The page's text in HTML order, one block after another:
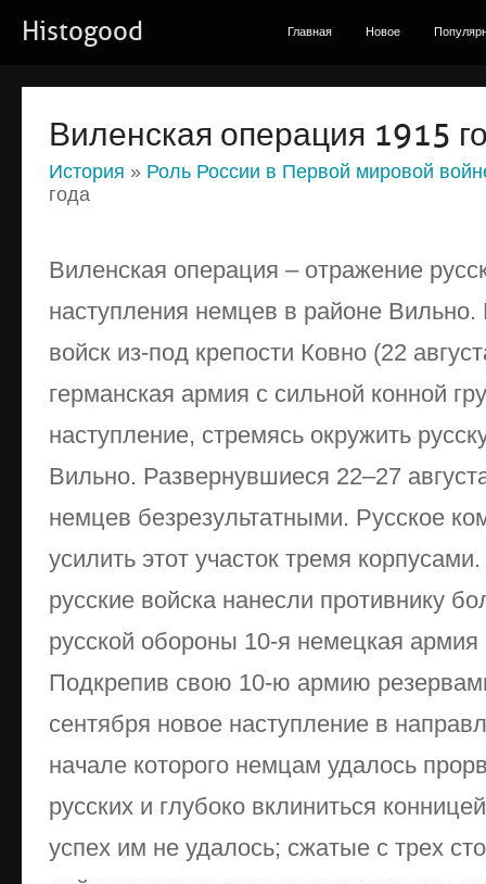
Histogood Главная Новое
Виленская операция 1915
История » Роль России в Первой мировой
года
Виленская операция – отражение
наступления немцев в районе Вильно.
войск из-под крепости Ковно (22
германская армия с сильной конной
наступление, стремясь окружить
Вильно. Развернувшиеся 22–27
немцев безрезультатными. Русское
усилить этот участок тремя
русские войска нанесли противнику
русской обороны 10-я немецкая армия
Подкрепив свою 10-ю армию
сентября новое наступление в
начале которого немцам удалось
русских и глубоко вклиниться
успех им не удалось; сжатые с трех